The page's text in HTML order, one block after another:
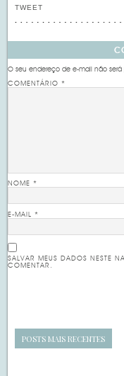
TWEET
O seu endereço de e-mail não
COMENTÁRIO*
NOME*
E-MAIL*
SALVAR MEUS DADOS NESTE
COMENTAR.
POSTS MAIS RECENTES